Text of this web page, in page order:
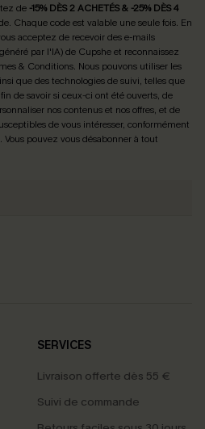
de -15% DÈS 2 ACHETÉS & -25% DÈS 4
Chaque code est valable une seule fois. En
acceptez de recevoir des e-mails
par l'IA) de Cupshe et reconnaissez
& Conditions. Nous pouvons utiliser les
que des technologies de suivi, telles que
de savoir si ceux-ci ont été ouverts, de
nos contenus et nos offres, et de
de vous intéresser, conformément
. Vous pouvez vous désabonner à tout
SERVICES
Livraison offerte dès 55 €
Suivi de commande